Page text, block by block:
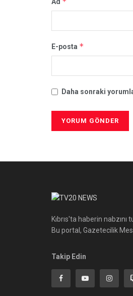
E-posta *
Daha sonraki
Kıbrıs'ta haberin
Bu portal, Gazetecilik
Takip Edin